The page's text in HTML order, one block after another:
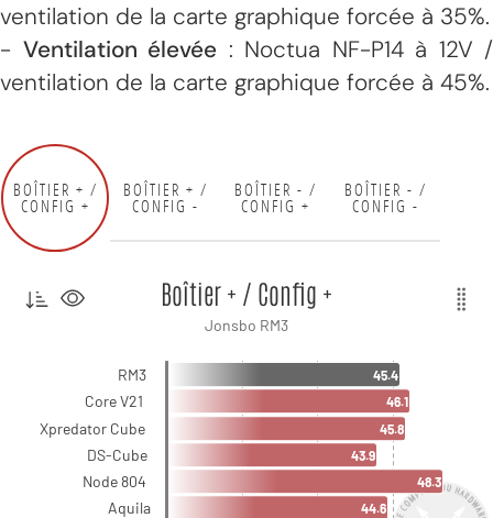
ventilation de la carte graphique forcée à 35%.
- Ventilation élevée : Noctua NF-P14 à 12V /
ventilation de la carte graphique forcée à 45%.